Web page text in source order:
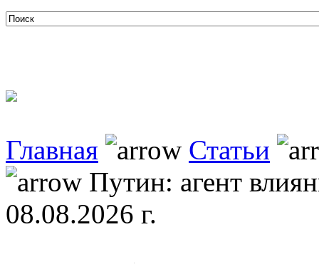
Главная
Статьи
Путин: агент
08.08.2026 г.